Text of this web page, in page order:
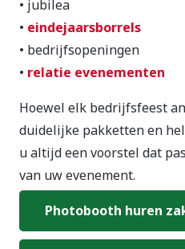
• jubilea
• eindejaarsborrels
• bedrijfsopeningen
• relatie evenementen
Hoewel elk bedrijfsfeest
duidelijke pakketten en
u altijd een voorstel dat
van uw evenement.
Photobooth huren